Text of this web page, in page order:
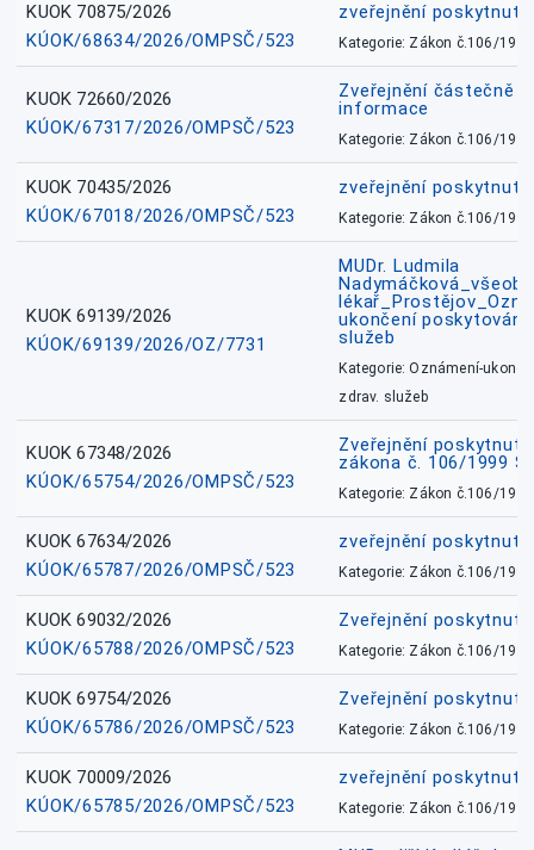
KUOK 70875/2026
KÚOK/68634/2026/OMPSČ/523
zveřejnění
Kategorie: Zákon č.106/1999
KUOK 72660/2026
KÚOK/67317/2026/OMPSČ/523
Zveřejnění částečně
informace
Kategorie: Zákon č.106/1999
KUOK 70435/2026
KÚOK/67018/2026/OMPSČ/523
zveřejnění
Kategorie: Zákon č.106/1999
KUOK 69139/2026
KÚOK/69139/2026/OZ/7731
MUDr. Ludmila
ukončení
služeb
Kategorie: Oznámení-
zdrav. služeb
KUOK 67348/2026
KÚOK/65754/2026/OMPSČ/523
Zveřejnění
zákona č. 106/1999
Kategorie: Zákon č.106/1999
KUOK 67634/2026
KÚOK/65787/2026/OMPSČ/523
zveřejnění
Kategorie: Zákon č.106/1999
KUOK 69032/2026
KÚOK/65788/2026/OMPSČ/523
Zveřejnění
Kategorie: Zákon č.106/1999
KUOK 69754/2026
KÚOK/65786/2026/OMPSČ/523
Zveřejnění
Kategorie: Zákon č.106/1999
KUOK 70009/2026
KÚOK/65785/2026/OMPSČ/523
zveřejnění
Kategorie: Zákon č.106/1999